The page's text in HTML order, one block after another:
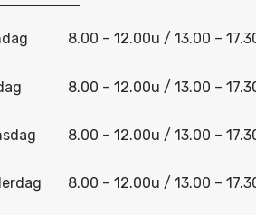
8.00 – 12.00u / 13.00 –
8.00 – 12.00u / 13.00 –
8.00 – 12.00u / 13.00 –
8.00 – 12.00u / 13.00 –